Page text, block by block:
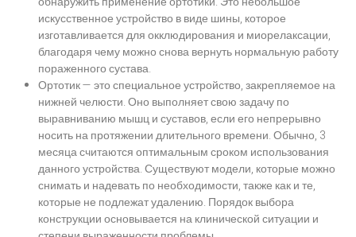
искусственное устройство в виде шины, которое
изготавливается для окклюдирования и миорелаксации,
благодаря чему можно снова вернуть нормальную работу
пораженного сустава.
Ортотик — это специальное устройство, закрепляемое на
нижней челюсти. Оно выполняет свою задачу по
выравниванию мышц и суставов, если его непрерывно
носить на протяжении длительного времени. Обычно, 3
месяца считаются оптимальным сроком использования
данного устройства. Существуют модели, которые можно
снимать и надевать по необходимости, также как и те,
которые не подлежат удалению. Порядок выбора
конструкции основывается на клинической ситуации и